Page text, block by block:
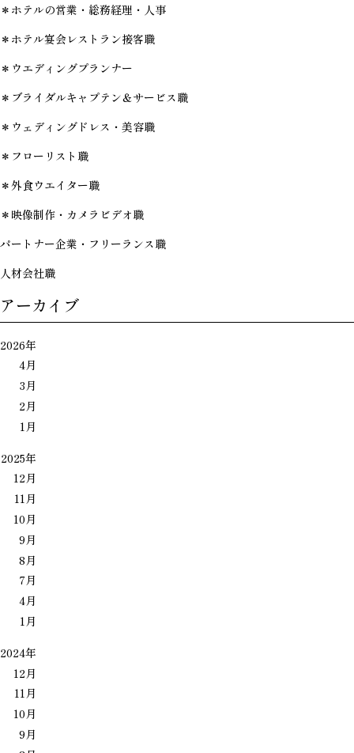
＊ホテルの営業・総務経理・人事
＊ホテル宴会レストラン接客職
＊ウエディングプランナー
＊ブライダルキャプテン＆サービス職
＊ウェディングドレス・美容職
＊フローリスト職
＊外食ウエイター職
＊映像制作・カメラビデオ職
パートナー企業・フリーランス職
人材会社職
アーカイブ
2026年
4月
3月
2月
1月
2025年
12月
11月
10月
9月
8月
7月
4月
1月
2024年
12月
11月
10月
9月